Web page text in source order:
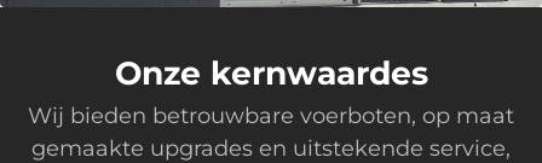
Onze kernwaardes
Wij bieden betrouwbare voerboten, op maat
gemaakte upgrades en uitstekende service,